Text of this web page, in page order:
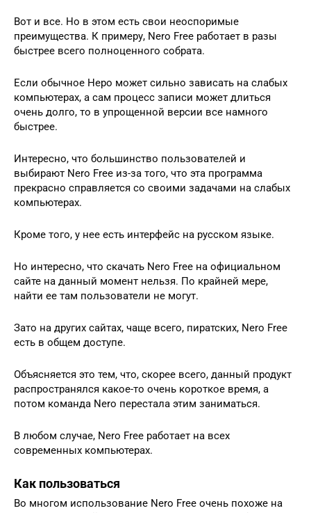
Вот и все. Но в этом есть свои неоспоримые
преимущества. К примеру, Nero Free работает в разы
быстрее всего полноценного собрата.
Если обычное Неро может сильно зависать на слабых
компьютерах, а сам процесс записи может длиться
очень долго, то в упрощенной версии все намного
быстрее.
Интересно, что большинство пользователей и
выбирают Nero Free из-за того, что эта программа
прекрасно справляется со своими задачами на слабых
компьютерах.
Кроме того, у нее есть интерфейс на русском языке.
Но интересно, что скачать Nero Free на официальном
сайте на данный момент нельзя. По крайней мере,
найти ее там пользователи не могут.
Зато на других сайтах, чаще всего, пиратских, Nero Free
есть в общем доступе.
Объясняется это тем, что, скорее всего, данный продукт
распространялся какое-то очень короткое время, а
потом команда Nero перестала этим заниматься.
В любом случае, Nero Free работает на всех
современных компьютерах.
Как пользоваться
Во многом использование Nero Free очень похоже на